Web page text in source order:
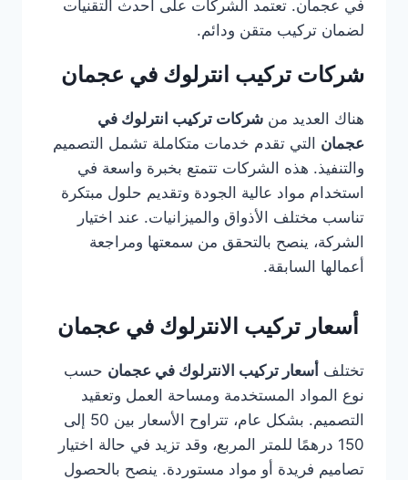
في عجمان. تعتمد الشركات على أحدث التقنيات
لضمان تركيب متقن ودائم.
شركات تركيب انترلوك في عجمان
هناك العديد من شركات تركيب انترلوك في
عجمان التي تقدم خدمات متكاملة تشمل التصميم
والتنفيذ. هذه الشركات تتمتع بخبرة واسعة في
استخدام مواد عالية الجودة وتقديم حلول مبتكرة
تناسب مختلف الأذواق والميزانيات. عند اختيار
الشركة، ينصح بالتحقق من سمعتها ومراجعة
أعمالها السابقة.
أسعار تركيب الانترلوك في عجمان
تختلف أسعار تركيب الانترلوك في عجمان حسب
نوع المواد المستخدمة ومساحة العمل وتعقيد
التصميم. بشكل عام، تتراوح الأسعار بين 50 إلى
150 درهمًا للمتر المربع، وقد تزيد في حالة اختيار
تصاميم فريدة أو مواد مستوردة. ينصح بالحصول